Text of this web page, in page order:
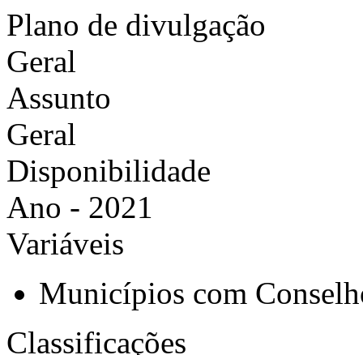
Plano de divulgação
Geral
Assunto
Geral
Disponibilidade
Ano - 2021
Variáveis
Municípios com
Classificações